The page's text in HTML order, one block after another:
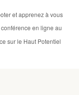
et apprenez à vous
en ligne au
sur le Haut Potentiel